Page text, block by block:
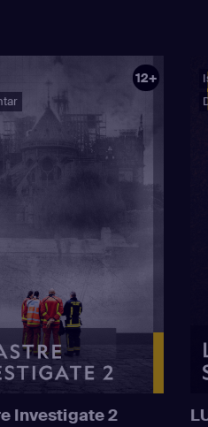
12+
Investigate 2